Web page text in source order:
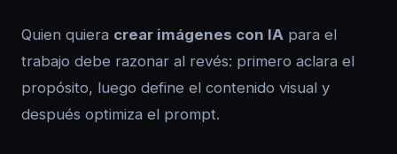
Quien quiera crear imágenes con IA para el
trabajo debe razonar al revés: primero aclara el
propósito, luego define el contenido visual y
después optimiza el prompt.